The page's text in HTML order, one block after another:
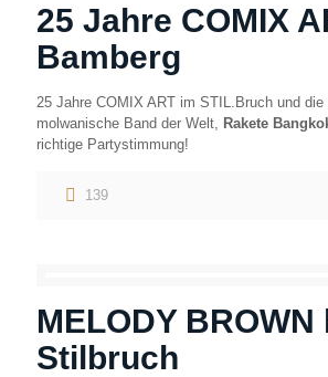
25 Jahre COMIX
Bamberg
25 Jahre COMIX ART im STIL.Bruch und die
molwanische Band der Welt, Rakete
richtige Partystimmung!
139
MELODY
Stilbruch